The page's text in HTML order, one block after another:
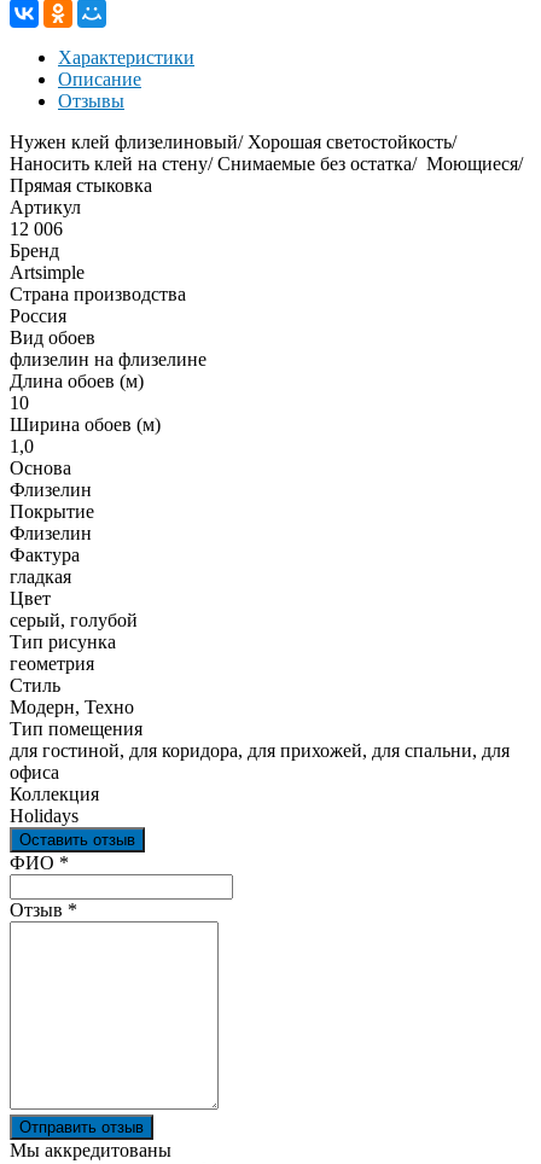
Характеристики
Описание
Отзывы
Нужен клей флизелиновый/ Хорошая светостойкость/
Наносить клей на стену/ Снимаемые без остатка/ Моющиеся/
Прямая стыковка
Артикул
12 006
Бренд
Artsimple
Страна производства
Россия
Вид обоев
флизелин на флизелине
Длина обоев (м)
10
Ширина обоев (м)
1,0
Основа
Флизелин
Покрытие
Флизелин
Фактура
гладкая
Цвет
серый, голубой
Тип рисунка
геометрия
Стиль
Модерн, Техно
Тип помещения
для гостиной, для коридора, для прихожей, для спальни, для
офиса
Коллекция
Holidays
Оставить отзыв
Ваш отзыв был отправлен!
ФИО *
Отзыв *
Отправить отзыв
Мы аккредитованы